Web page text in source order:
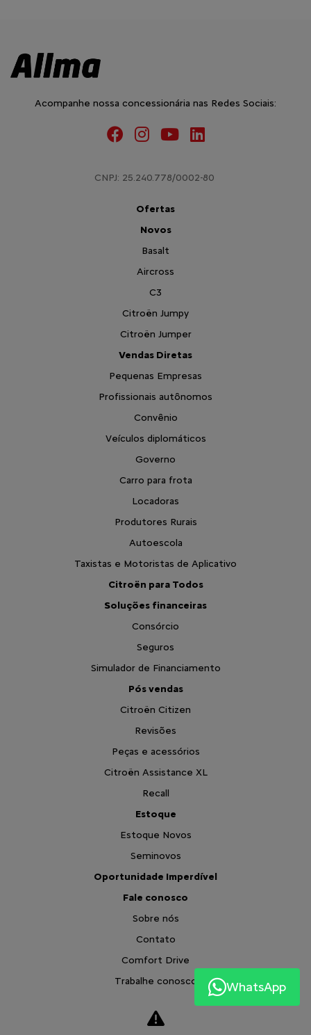
Acompanhe nossa concessionária nas Redes Sociais:
CNPJ: 25.240.778/0002-80
Ofertas
Novos
Basalt
Aircross
C3
Citroën Jumpy
Citroën Jumper
Vendas Diretas
Pequenas Empresas
Profissionais autônomos
Convênio
Veículos diplomáticos
Governo
Carro para frota
Locadoras
Produtores Rurais
Autoescola
Taxistas e Motoristas de Aplicativo
Citroën para Todos
Soluções financeiras
Consórcio
Seguros
Simulador de Financiamento
Pós vendas
Citroën Citizen
Revisões
Peças e acessórios
Citroën Assistance XL
Recall
Estoque
Estoque Novos
Seminovos
Oportunidade Imperdível
Fale conosco
Sobre nós
Contato
Comfort Drive
Trabalhe conosco
Política de privacidade
Blog
WhatsApp